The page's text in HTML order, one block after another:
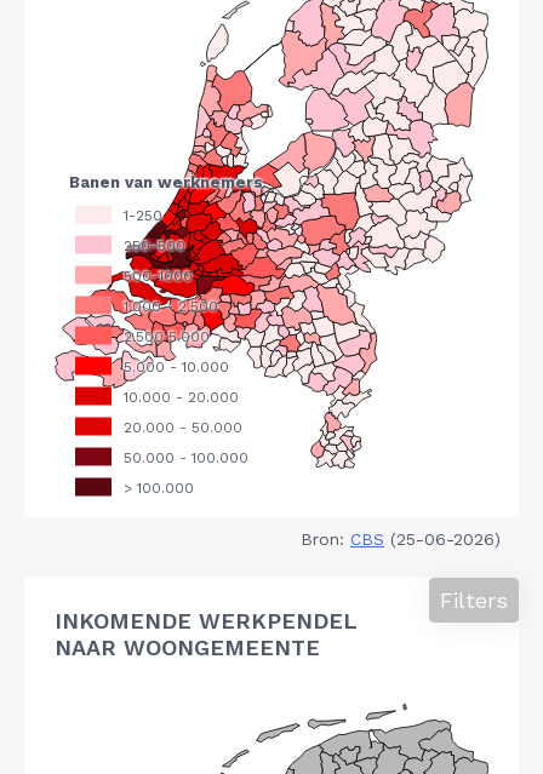
Bron: CBS (25-06-2026)
INKOMENDE WERKPENDEL
NAAR WOONGEMEENTE
Filters